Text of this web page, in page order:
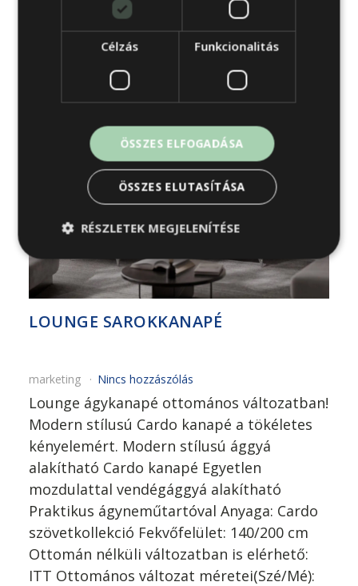
BŐVEBBEN
2025-02-06
LOUNGE SAROKKANAPÉ
marketing Nincs hozzászólás
Lounge ágykanapé ottomános változatban!
Modern stílusú Cardo kanapé a tökéletes
kényelemért. Modern stílusú ággyá
alakítható Cardo kanapé Egyetlen
mozdulattal vendégággyá alakítható
Praktikus ágyneműtartóval Anyaga: Cardo
szövetkollekció Fekvőfelület: 140/200 cm
Ottomán nélküli változatban is elérhető:
ITT Ottomános változat méretei(Szé/Mé):
Célzás Funkcionalitás
ÖSSZES ELFOGADÁSA
ÖSSZES ELUTASÍTÁSA
RÉSZLETEK MEGJELENÍTÉSE